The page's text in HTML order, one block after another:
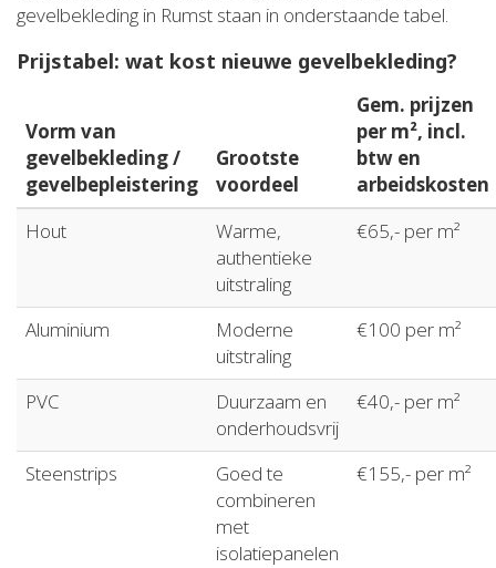
gevelbekleding in Rumst staan in onderstaande tabel.
Prijstabel: wat kost nieuwe gevelbekleding?
Vorm van
gevelbekleding /
gevelbepleistering
Grootste
voordeel
Gem. prijzen
per m², incl.
btw en
arbeidskosten
Hout
Warme,
authentieke
uitstraling
€65,- per m²
Aluminium
Moderne
uitstraling
€100 per m²
PVC
Duurzaam en
onderhoudsvrij
€40,- per m²
Steenstrips
Goed te
combineren
met
isolatiepanelen
€155,- per m²